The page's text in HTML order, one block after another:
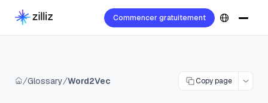
Commencer gratuitement
Glossary Word2Vec Copy page